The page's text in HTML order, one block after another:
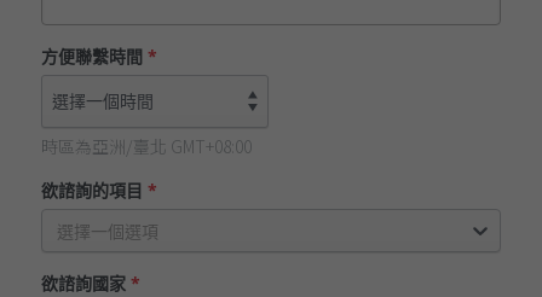
方便聯繫時間 *
時區為亞洲/臺北 GMT+08:00
欲諮詢的項目 *
選擇一個選項
欲諮詢國家*